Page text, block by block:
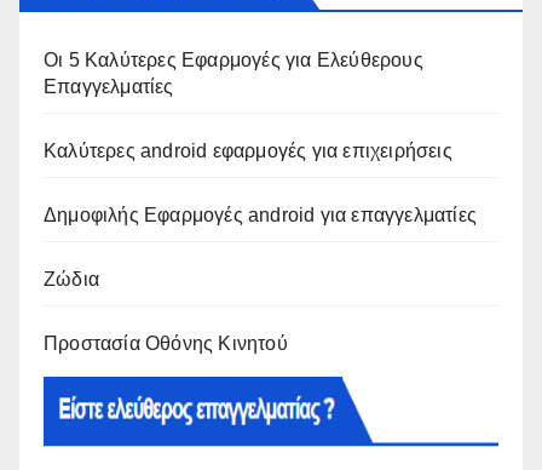
Οι 5 Καλύτερες Εφαρμογές για Ελεύθερους
Επαγγελματίες
Καλύτερες android εφαρμογές για επιχειρήσεις
Δημοφιλής Εφαρμογές android για επαγγελματίες
Ζώδια
Προστασία Οθόνης Κινητού